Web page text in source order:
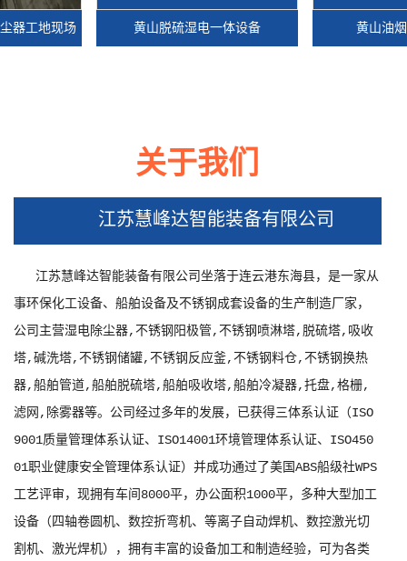
地现场 黄山脱硫湿电一体设备 黄山油烟电捕
黄山脱硫湿电一体设备 黄山油烟电捕
关于我们
江苏慧峰达智能装备有限公司
江苏慧峰达智能装备有限公司坐落于连云港东海县，是一家从
事环保化工设备、船舶设备及不锈钢成套设备的生产制造厂家，
公司主营湿电除尘器,不锈钢阳极管,不锈钢喷淋塔,脱硫塔,吸收
塔,碱洗塔,不锈钢储罐,不锈钢反应釜,不锈钢料仓,不锈钢换热
器,船舶管道,船舶脱硫塔,船舶吸收塔,船舶冷凝器,托盘,格栅,
滤网,除雾器等。公司经过多年的发展，已获得三体系认证（ISO
9001质量管理体系认证、ISO14001环境管理体系认证、ISO450
01职业健康安全管理体系认证）并成功通过了美国ABS船级社WPS
工艺评审，现拥有车间8000平，办公面积1000平，多种大型加工
设备（四轴卷圆机、数控折弯机、等离子自动焊机、数控激光切
割机、激光焊机），拥有丰富的设备加工和制造经验，可为各类